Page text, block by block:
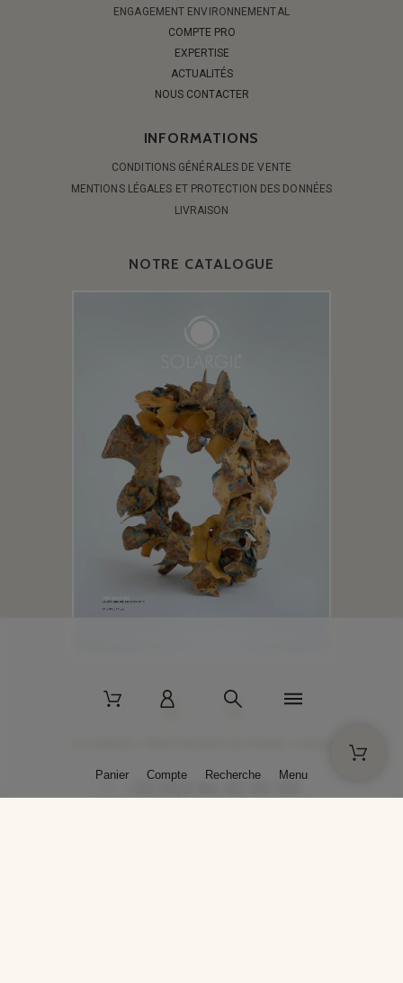
ENGAGEMENT ENVIRONNEMENTAL
COMPTE PRO
EXPERTISE
ACTUALITÉS
NOUS CONTACTER
INFORMATIONS
CONDITIONS GÉNÉRALES DE VENTE
MENTIONS LÉGALES ET PROTECTION DES DONNÉES
LIVRAISON
NOTRE CATALOGUE
+33 (0)3 86 45 50 00
Panier Compte Recherche Menu